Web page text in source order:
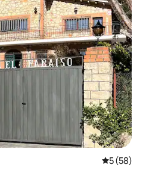
5 de uma
5 (58)